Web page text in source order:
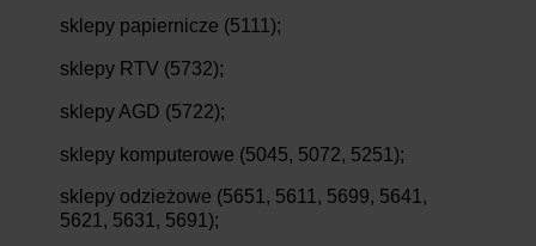
sklepy papiernicze (5111);
sklepy RTV (5732);
sklepy AGD (5722);
sklepy komputerowe (5045, 5072, 5251);
sklepy odzieżowe (5651, 5611, 5699, 5641,
5621, 5631, 5691);